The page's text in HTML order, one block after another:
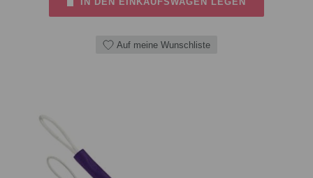
Auf meine Wunschliste